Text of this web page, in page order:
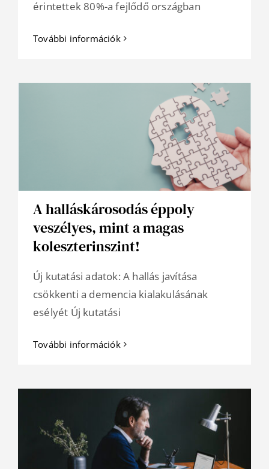
érintettek 80%-a fejlődő országban
További információk
A halláskárosodás éppoly
veszélyes, mint a magas
koleszterinszint!
Új kutatási adatok: A hallás javítása
csökkenti a demencia kialakulásának
esélyét Új kutatási
További információk